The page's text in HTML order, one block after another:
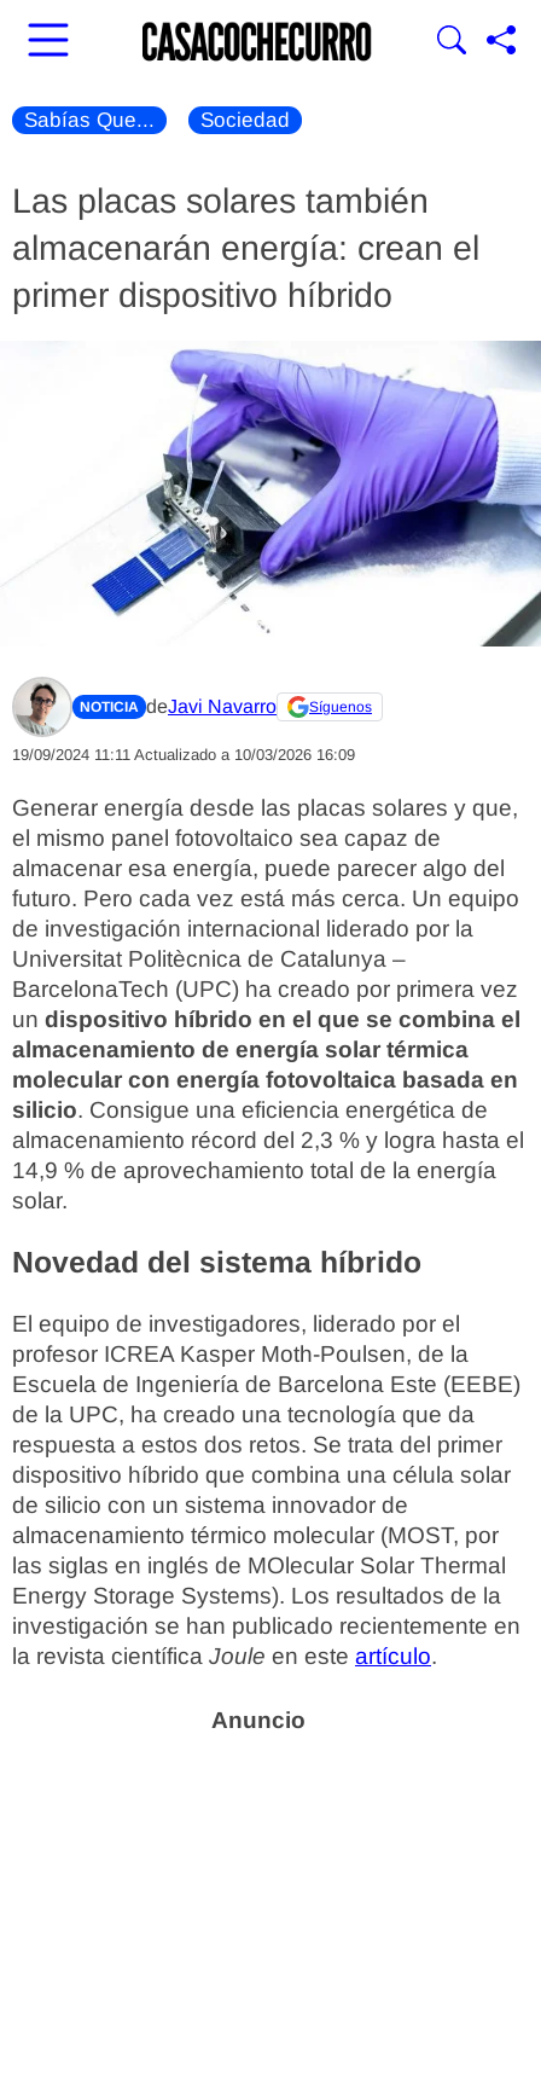
Sabías Que... Sociedad
Las placas solares también
almacenarán energía: crean el
primer dispositivo híbrido
NOTICIA deJavi Navarro Síguenos
19/09/2024 11:11 Actualizado a 10/03/2026 16:09
Generar energía desde las placas solares y que,
el mismo panel fotovoltaico sea capaz de
almacenar esa energía, puede parecer algo del
futuro. Pero cada vez está más cerca. Un equipo
de investigación internacional liderado por la
Universitat Politècnica de Catalunya –
BarcelonaTech (UPC) ha creado por primera vez
un dispositivo híbrido en el que se combina el
almacenamiento de energía solar térmica
molecular con energía fotovoltaica basada en
silicio. Consigue una eficiencia energética de
almacenamiento récord del 2,3 % y logra hasta el
14,9 % de aprovechamiento total de la energía
solar.
Novedad del sistema híbrido
El equipo de investigadores, liderado por el
profesor ICREA Kasper Moth-Poulsen, de la
Escuela de Ingeniería de Barcelona Este (EEBE)
de la UPC, ha creado una tecnología que da
respuesta a estos dos retos. Se trata del primer
dispositivo híbrido que combina una célula solar
de silicio con un sistema innovador de
almacenamiento térmico molecular (MOST, por
las siglas en inglés de MOlecular Solar Thermal
Energy Storage Systems). Los resultados de la
investigación se han publicado recientemente en
la revista científica Joule en este artículo.